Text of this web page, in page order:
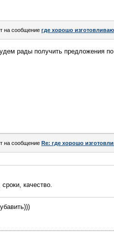
на сообщение где хорошо
рады получить предложения
на сообщение Re: где хорошо
качество.